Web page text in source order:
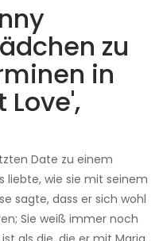
zu
in
Love',
Date zu einem
liebte, wie sie mit seinem
sagte, dass er sich wohl
Sie weiß immer noch